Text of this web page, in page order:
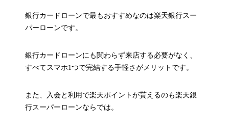
銀行カードローンで最もおすすめなのは楽天銀行スー
パーローンです。
銀行カードローンにも関わらず来店する必要がなく、
すべてスマホ1つで完結する手軽さがメリットです。
また、入会と利用で楽天ポイントが貰えるのも楽天銀
行スーパーローンならでは。